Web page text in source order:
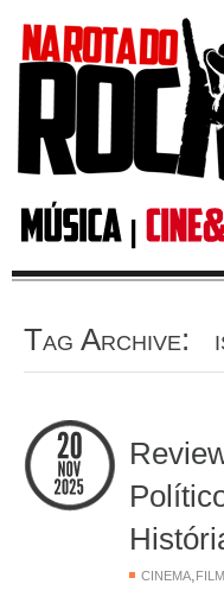
Tag Archive:
CINEMA,